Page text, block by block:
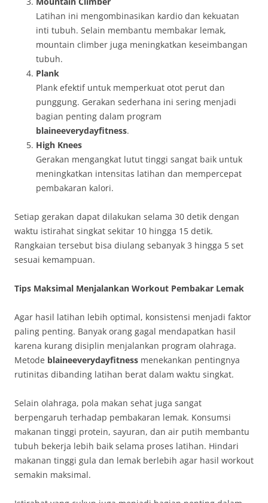
Latihan ini mengombinasikan kardio dan kekuatan
inti tubuh. Selain membantu membakar lemak,
mountain climber juga meningkatkan keseimbangan
tubuh.
Plank
Plank efektif untuk memperkuat otot perut dan
punggung. Gerakan sederhana ini sering menjadi
bagian penting dalam program
blaineeverydayfitness.
High Knees
Gerakan mengangkat lutut tinggi sangat baik untuk
meningkatkan intensitas latihan dan mempercepat
pembakaran kalori.
Setiap gerakan dapat dilakukan selama 30 detik dengan
waktu istirahat singkat sekitar 10 hingga 15 detik.
Rangkaian tersebut bisa diulang sebanyak 3 hingga 5 set
sesuai kemampuan.
Tips Maksimal Menjalankan Workout Pembakar Lemak
Agar hasil latihan lebih optimal, konsistensi menjadi faktor
paling penting. Banyak orang gagal mendapatkan hasil
karena kurang disiplin menjalankan program olahraga.
Metode blaineeverydayfitness menekankan pentingnya
rutinitas dibanding latihan berat dalam waktu singkat.
Selain olahraga, pola makan sehat juga sangat
berpengaruh terhadap pembakaran lemak. Konsumsi
makanan tinggi protein, sayuran, dan air putih membantu
tubuh bekerja lebih baik selama proses latihan. Hindari
makanan tinggi gula dan lemak berlebih agar hasil workout
semakin maksimal.